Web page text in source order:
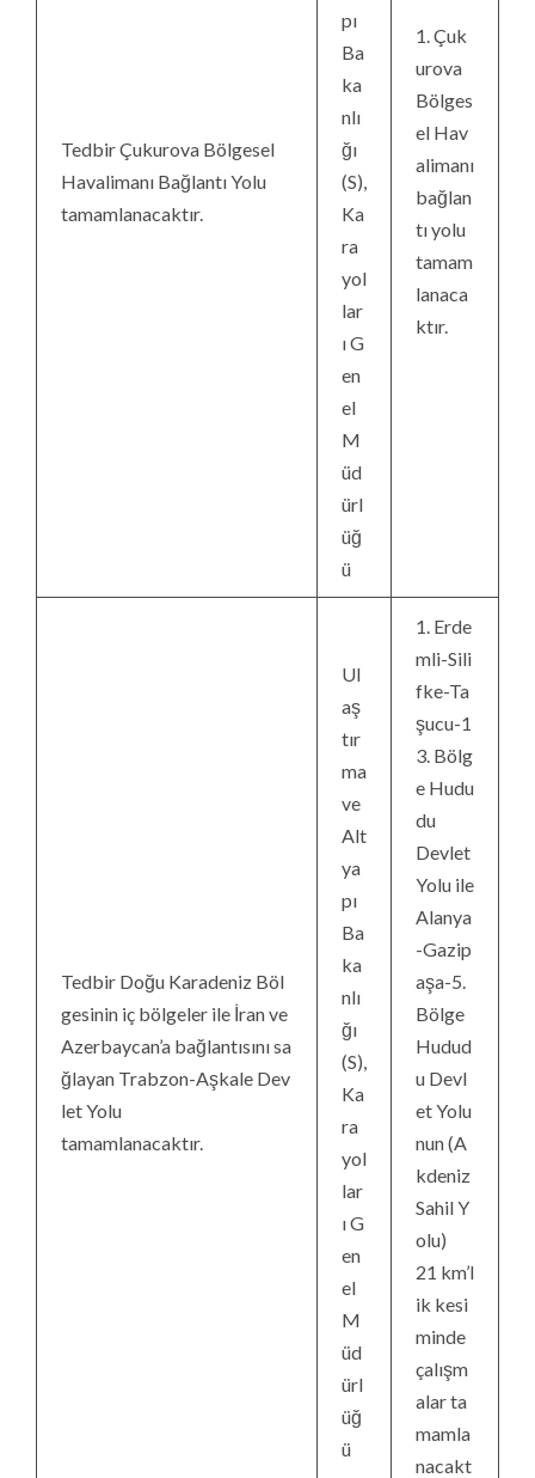
Tedbir Çukurova Bölgesel
Havalimanı Bağlantı Yolu
tamamlanacaktır.
pı
Ba
ka
nlı
ğı
(S),
Ka
ra
yol
lar
ı G
en
el
M
üd
ürl
üğ
ü
1. Çuk
urova
Bölges
el Hav
alimanı
bağlan
tı yolu
tamam
lanaca
ktır.
Tedbir Doğu Karadeniz Böl
gesinin iç bölgeler ile İran ve
Azerbaycan’a bağlantısını sa
ğlayan Trabzon-Aşkale Dev
let Yolu
tamamlanacaktır.
Ul
aş
tır
ma
ve
Alt
ya
pı
Ba
ka
nlı
ğı
(S),
Ka
ra
yol
lar
ı G
en
el
M
üd
ürl
üğ
ü
1. Erde
mli-Sili
fke-Ta
şucu-1
3. Bölg
e Hudu
du
Devlet
Yolu ile
Alanya
-Gazip
aşa-5.
Bölge
Hudud
u Devl
et Yolu
nun (A
kdeniz
Sahil Y
olu)
21 km’l
ik kesi
minde
çalışm
alar ta
mamla
nacakt